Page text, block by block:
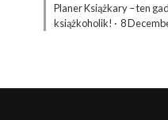
Planer Książkary – ten
książkoholik! · 8